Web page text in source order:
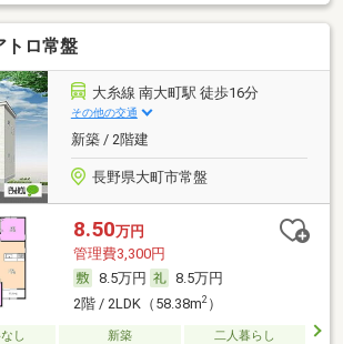
トロ常盤
大糸線 南大町駅 徒歩16分
その他の交通
新築 / 2階建
長野県大町市常盤
8.50万円
管理費3,300円
8.5万円
8.5万円
2階 / 2LDK（58.38m2）
し 新築
二人暮らし